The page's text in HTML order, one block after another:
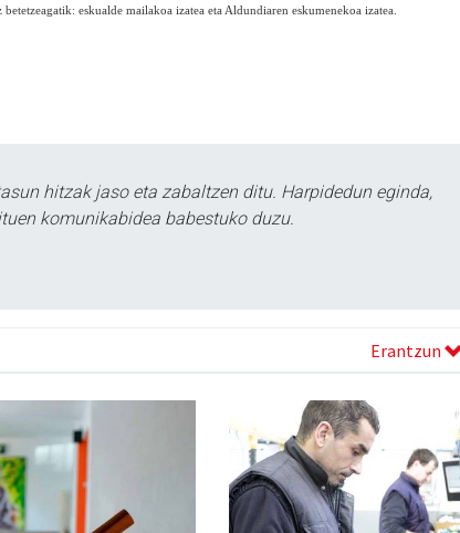
eskualde mailakoa izatea eta Aldundiaren eskumenekoa izatea.
hitzak jaso eta zabaltzen ditu. Harpidedun eginda,
komunikabidea babestuko duzu.
Erantzun